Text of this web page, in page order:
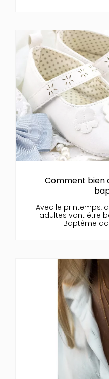
Comment bien
Avec le printemps,
adultes vont être
Baptême